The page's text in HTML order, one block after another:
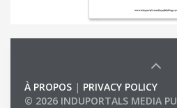
À PROPOS | PRIVACY POLICY
© 2026 INDUPORTALS MEDIA